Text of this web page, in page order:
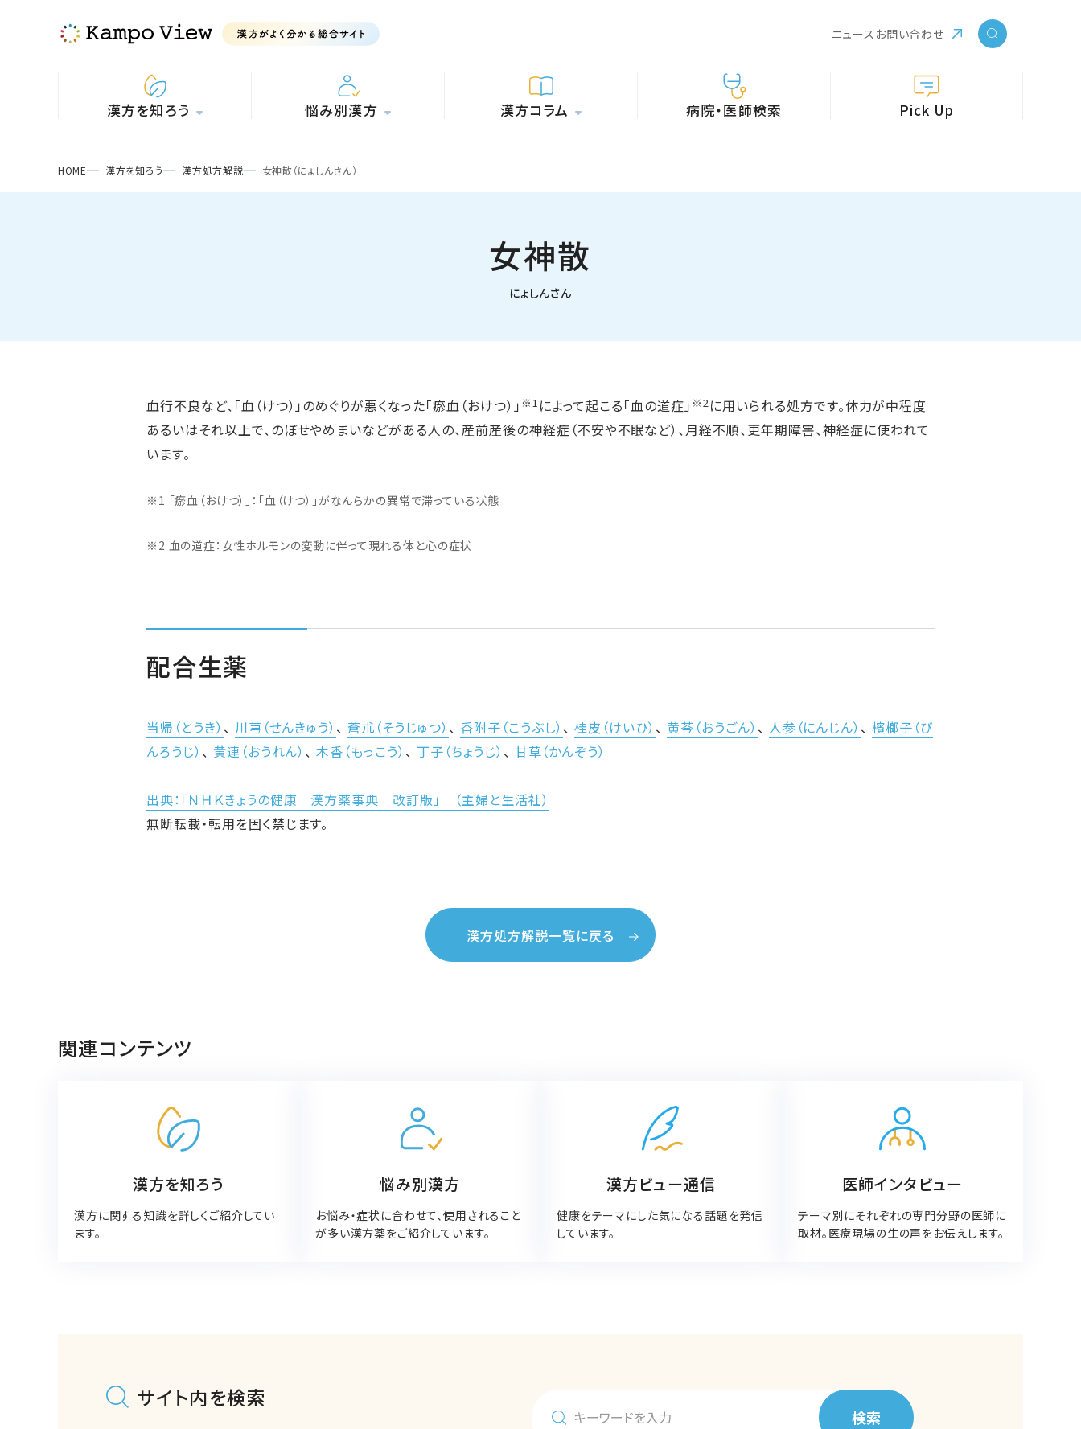
ニュース お問い合わせ
漢方を知ろう 悩み別漢方 漢方コラム 病院・医師検索 Pick Up
HOME 漢方を知ろう 漢方処方解説 女神散（にょしんさん）
女神散
にょしんさん
血行不良など、「血（けつ）」のめぐりが悪くなった「瘀血（おけつ）」 ※1 によって起こる「血の道症」 ※2に用いられる処方です。体力が中程度
あるいはそれ以上で、のぼせやめまいなどがある人の、産前産後の神経症（不安や不眠など）、月経不順、更年期障害、神経症に使われて
います。
※1 「瘀血（おけつ）」：「血（けつ）」がなんらかの異常で滞っている状態
※2 血の道症：女性ホルモンの変動に伴って現れる体と心の症状
配合生薬
当帰（とうき） 、 川芎（せんきゅう） 、 蒼朮（そうじゅつ） 、 香附子（こうぶし） 、桂皮（けいひ） 、 黄芩（おうごん） 、 人参（にんじん） 、檳榔子（び
んろうじ） 、 黄連（おうれん） 、木香（もっこう） 、 丁子（ちょうじ） 、 甘草（かんぞう）
出典：「ＮＨＫきょうの健康 漢方薬事典 改訂版」 （主婦と生活社）
無断転載・転用を固く禁じます。
漢方処方解説一覧に戻る
関連コンテンツ
漢方を知ろう
漢方に関する知識を詳しくご紹介してい
ます。
悩み別漢方
お悩み・症状に合わせて、使用されること
が多い漢方薬をご紹介しています。
漢方ビュー通信
健康をテーマにした気になる話題を発信
しています。
医師インタビュー
テーマ別にそれぞれの専門分野の医師に
取材。医療現場の生の声をお伝えします。
サイト内を検索
検索